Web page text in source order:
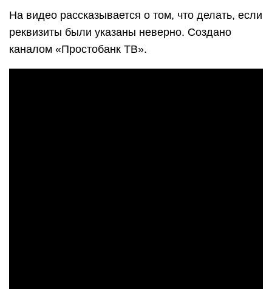
На видео рассказывается о том, что делать, если
реквизиты были указаны неверно. Создано
каналом «Простобанк ТВ».